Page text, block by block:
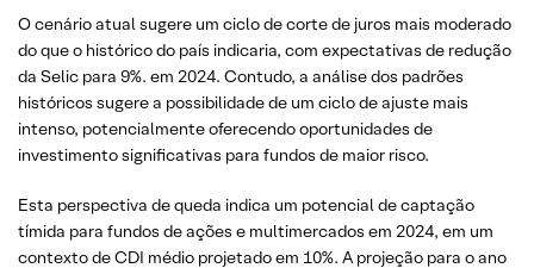
O cenário atual sugere um ciclo de corte de juros mais moderado
do que o histórico do país indicaria, com expectativas de redução
da Selic para 9%. em 2024. Contudo, a análise dos padrões
históricos sugere a possibilidade de um ciclo de ajuste mais
intenso, potencialmente oferecendo oportunidades de
investimento significativas para fundos de maior risco.
Esta perspectiva de queda indica um potencial de captação
tímida para fundos de ações e multimercados em 2024, em um
contexto de CDI médio projetado em 10%. A projeção para o ano